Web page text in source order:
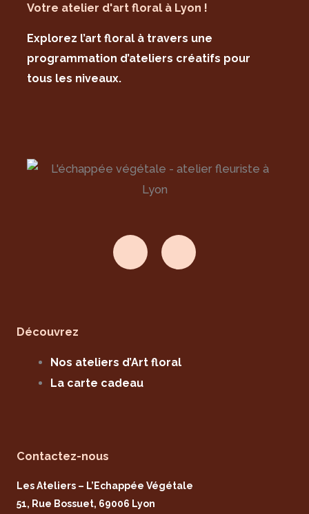
Votre atelier d'art floral à Lyon !
Explorez l’art floral à travers une
programmation d’ateliers créatifs pour
tous les niveaux.
n
a
g
m
a
b
-
Découvrez
Nos ateliers d’Art floral
La carte cadeau
Contactez-nous
Les Ateliers – L’Echappée Végétale
51, Rue Bossuet, 69006 Lyon